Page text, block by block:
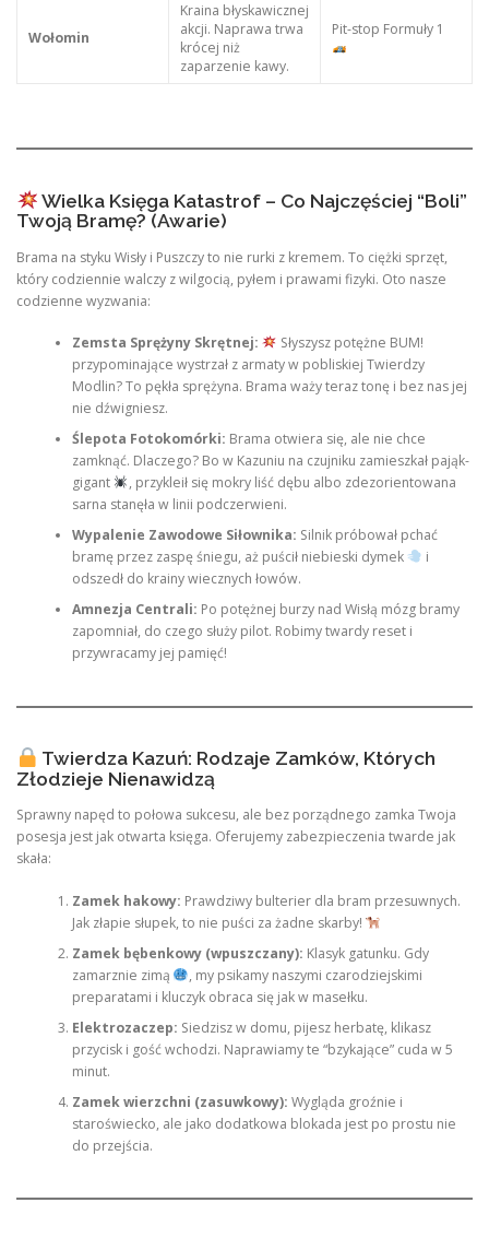
Wołomin
Kraina błyskawicznej
akcji. Naprawa trwa
krócej niż
zaparzenie kawy.
Pit-stop Formuły 1
Wielka Księga Katastrof – Co Najczęściej “Boli”
Twoją Bramę? (Awarie)
Brama na styku Wisły i Puszczy to nie rurki z kremem. To ciężki sprzęt,
który codziennie walczy z wilgocią, pyłem i prawami fizyki. Oto nasze
codzienne wyzwania:
Zemsta Sprężyny Skrętnej:
Słyszysz potężne BUM!
przypominające wystrzał z armaty w pobliskiej Twierdzy
Modlin? To pękła sprężyna. Brama waży teraz tonę i bez nas jej
nie dźwigniesz.
Ślepota Fotokomórki: Brama otwiera się, ale nie chce
zamknąć. Dlaczego? Bo w Kazuniu na czujniku zamieszkał pająk-
gigant
, przykleił się mokry liść dębu albo zdezorientowana
sarna stanęła w linii podczerwieni.
Wypalenie Zawodowe Siłownika: Silnik próbował pchać
bramę przez zaspę śniegu, aż puścił niebieski dymek
i
odszedł do krainy wiecznych łowów.
Amnezja Centrali: Po potężnej burzy nad Wisłą mózg bramy
zapomniał, do czego służy pilot. Robimy twardy reset i
przywracamy jej pamięć!
Twierdza Kazuń: Rodzaje Zamków, Których
Złodzieje Nienawidzą
Sprawny napęd to połowa sukcesu, ale bez porządnego zamka Twoja
posesja jest jak otwarta księga. Oferujemy zabezpieczenia twarde jak
skała:
Zamek hakowy: Prawdziwy bulterier dla bram przesuwnych.
Jak złapie słupek, to nie puści za żadne skarby!
Zamek bębenkowy (wpuszczany): Klasyk gatunku. Gdy
zamarznie zimą
, my psikamy naszymi czarodziejskimi
preparatami i kluczyk obraca się jak w masełku.
Elektrozaczep: Siedzisz w domu, pijesz herbatę, klikasz
przycisk i gość wchodzi. Naprawiamy te “bzykające” cuda w 5
minut.
Zamek wierzchni (zasuwkowy): Wygląda groźnie i
staroświecko, ale jako dodatkowa blokada jest po prostu nie
do przejścia.